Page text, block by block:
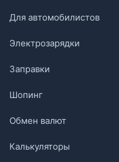
Для автомобилистов
Электрозарядки
Заправки
Шопинг
Обмен валют
Калькуляторы